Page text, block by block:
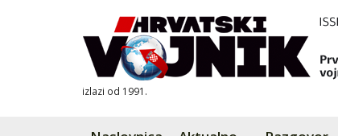
izlazi od 1991.